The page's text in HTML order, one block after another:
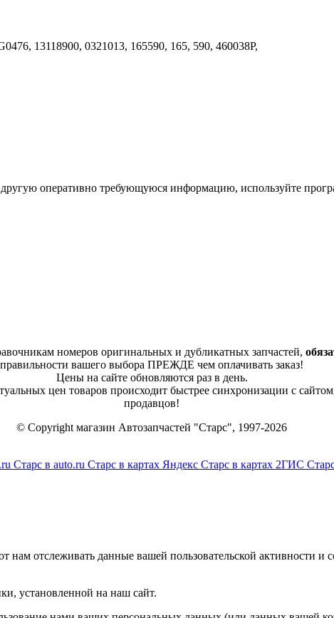
13118900, 0321013, 165590, 165, 590, 460038P,
оперативно требующуюся информацию, используйте
номеров оригинальных и дубликатных запчастей,
правильности вашего выбора ПРЕЖДЕ чем оплачивать заказ!
Цены на сайте обновляются раз в день.
цен товаров происходит быстрее синхронизации с
продавцов!
© Copyright магазин Автозапчастей "Старс", 1997-2026
Старс в auto.ru Старс в картах Яндекс Старс в картах 2ГИС
отслеживать данные вашей пользовательской активности и
установленной на наш сайт.